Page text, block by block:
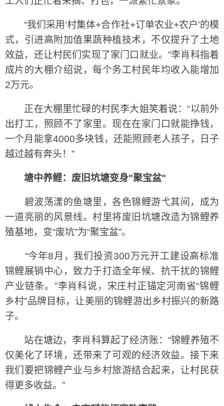
“我们采用‘村集体+合作社+订单农业+农户’的模
式，引进高附加值果蔬种植技术，不仅提升了土地
效益，还让村民们实现了家门口就业。”李肖科指着
成片的大棚介绍说，每个务工村民年均收入能增加
2万元。
正在大棚里忙碌的村民李大姐笑着说：“以前外
出打工，照顾不了家里。现在在家门口就能挣钱，
一个月能拿4000多块钱，还能照顾老人孩子，日子
越过越有奔头！”
塘中养鲤：废旧坑塘变身"聚宝盆"
碧波荡漾的鱼塘里，各色锦鲤游弋其间，成为
一道亮丽的风景线。村里将废旧坑塘改造为锦鲤养
殖基地，变“废坑”为“聚宝盆”。
“今年8月，我们投资300万元开工建设高标准
锦鲤展销中心，致力于打造全年候、抗干扰的锦鲤
产业链条。”李肖科说，宋庄村正锚定河南省“锦鲤
乡村”品牌目标，让美丽的锦鲤游出乡村振兴的新路
子。
站在塘边，李肖科算起了经济账：“锦鲤养殖不
仅美化了环境，还带来了可观的经济效益。接下来
我们要把锦鲤产业与乡村旅游结合起来，让村民获
得更多收益。”